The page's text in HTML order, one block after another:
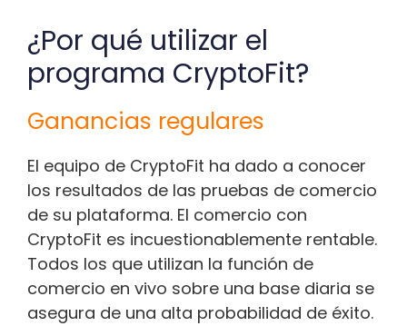
¿Por qué utilizar el
programa CryptoFit?
Ganancias regulares
El equipo de CryptoFit ha dado a conocer
los resultados de las pruebas de comercio
de su plataforma. El comercio con
CryptoFit es incuestionablemente rentable.
Todos los que utilizan la función de
comercio en vivo sobre una base diaria se
asegura de una alta probabilidad de éxito.